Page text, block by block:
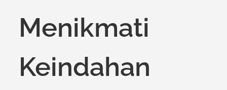
Menikmati
Keindahan